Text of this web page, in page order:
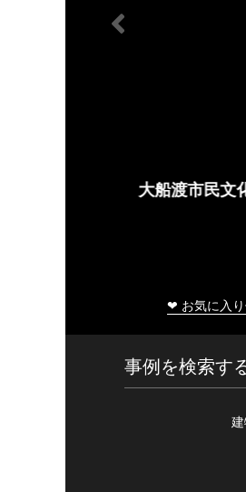
大船渡市民文
❤ お気に入
事例を検索す